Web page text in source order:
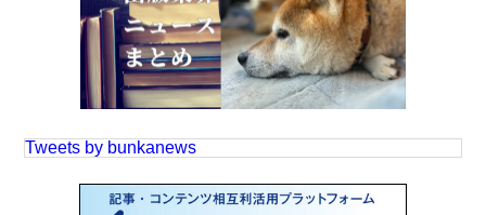
Tweets by bunkanews